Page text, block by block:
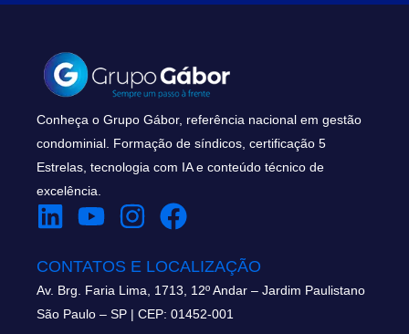
Conheça o Grupo Gábor, referência nacional em gestão
condominial. Formação de síndicos, certificação 5
Estrelas, tecnologia com IA e conteúdo técnico de
excelência.
CONTATOS E LOCALIZAÇÃO
Av. Brg. Faria Lima, 1713, 12º Andar – Jardim Paulistano
São Paulo – SP | CEP: 01452-001